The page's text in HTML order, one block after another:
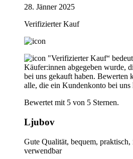
28. Jänner 2025
Verifizierter Kauf
"Verifizierter Kauf“
Käufer:innen abgegeben wurde,
bei uns gekauft haben. Bewerten
alle, die ein Kundenkonto bei uns
Bewertet mit 5 von 5 Sternen.
Ljubov
Gute Qualität, bequem,
verwendbar